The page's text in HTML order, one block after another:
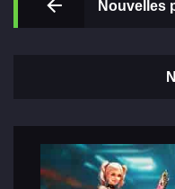
Relations
Nouvelles